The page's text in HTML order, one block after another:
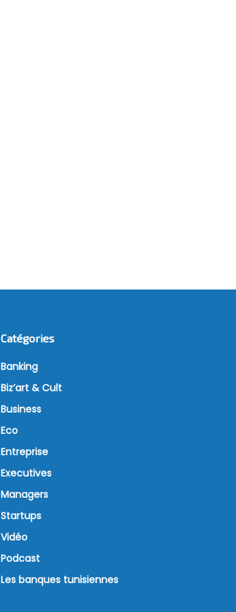
Catégories
Banking
Biz’art & Cult
Business
Eco
Entreprise
Executives
Managers
Startups
Vidéo
Podcast
Les banques tunisiennes